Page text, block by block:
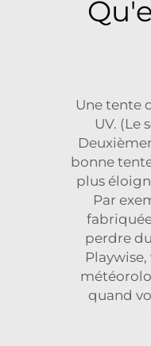
Une tente
UV. (Le
bonne
plus
Par
perdre
quand